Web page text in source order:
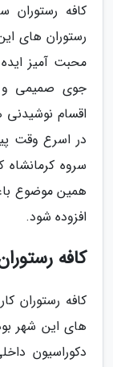
کافه رستوران
رستوران های
محبت آمیز
جوی صمیمی و
اقسام
در اسرع وقت
سروه کرمانشاه
همین موضوع
افزوده شود.
کافه
کافه رستوران
های این شهر
دکوراسیون